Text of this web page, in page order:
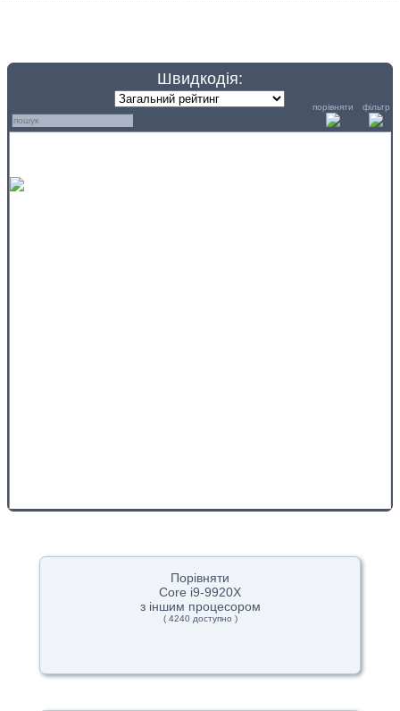
Швидкодія:
порівняти фільтр
Порівняти
Core i9-9920X
з іншим процесором
( 4240 доступно )